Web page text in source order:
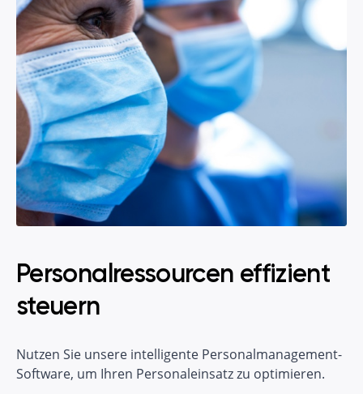
Personalressourcen effizient
steuern
Nutzen Sie unsere intelligente Personalmanagement-
Software, um Ihren Personaleinsatz zu optimieren.